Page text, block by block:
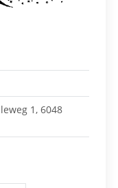
1, 6048